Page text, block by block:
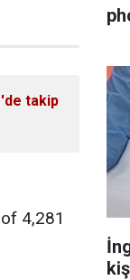
'de takip
4,281